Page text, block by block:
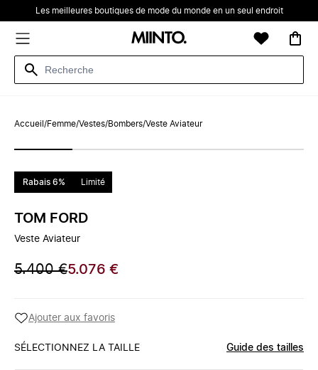
Les meilleures boutiques de mode du monde en un seul endroit
Accueil /Femme/Vestes/Bombers/Veste Aviateur
Rabais 6% Limité
TOM FORD
Veste Aviateur
5.400 €5.076 €
Ajouter aux favoris
SÉLECTIONNEZ LA TAILLE Guide des tailles